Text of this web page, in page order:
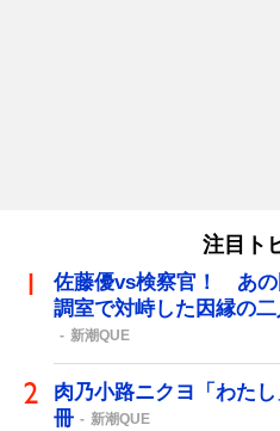
注目ト
佐藤優vs検察官！ あの
調室で対峙した因縁の
新潮QUE
肉乃小路ニクヨ「わた
冊
新潮QUE